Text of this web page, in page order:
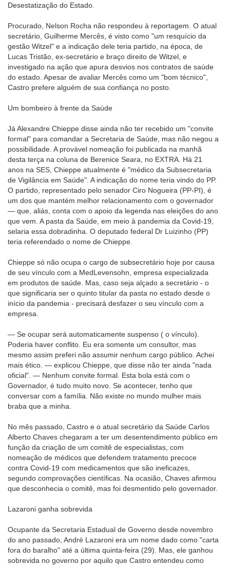
Desestatização do Estado.
Procurado, Nelson Rocha não respondeu à reportagem. O atual
secretário, Guilherme Mercês, é visto como "um resquício da
gestão Witzel" e a indicação dele teria partido, na época, de
Lucas Tristão, ex-secretário e braço direito de Witzel, e
investigado na ação que apura desvios nos contratos de saúde
do estado. Apesar de avaliar Mercês como um "bom técnico",
Castro prefere alguém de sua confiança no posto.
Um bombeiro à frente da Saúde
Já Alexandre Chieppe disse ainda não ter recebido um "convite
formal" para comandar a Secretaria de Saúde, mas não negou a
possibilidade. A provável nomeação foi publicada na manhã
desta terça na coluna de Berenice Seara, no EXTRA. Há 21
anos na SES, Chieppe atualmente é "médico da Subsecretaria
de Vigilância em Saúde". A indicação do nome teria vindo do PP.
O partido, representado pelo senador Ciro Nogueira (PP-PI), é
um dos que mantém melhor relacionamento com o governador
— que, aliás, conta com o apoio da legenda nas eleições do ano
que vem. A pasta da Saúde, em meio à pandemia da Covid-19,
selaria essa dobradinha. O deputado federal Dr Luizinho (PP)
teria referendado o nome de Chieppe.
Chieppe só não ocupa o cargo de subsecretário hoje por causa
de seu vínculo com a MedLevensohn, empresa especializada
em produtos de saúde. Mas, caso seja alçado a secretário - o
que significaria ser o quinto titular da pasta no estado desde o
início da pandemia - precisará desfazer o seu vínculo com a
empresa.
— Se ocupar será automaticamente suspenso ( o vínculo).
Poderia haver conflito. Eu era somente um consultor, mas
mesmo assim preferi não assumir nenhum cargo público. Achei
mais ético. — explicou Chieppe, que disse não ter ainda "nada
oficial". — Nenhum convite formal. Esta bola está com o
Governador, é tudo muito novo. Se acontecer, tenho que
conversar com a família. Não existe no mundo mulher mais
braba que a minha.
No mês passado, Castro e o atual secretário da Saúde Carlos
Alberto Chaves chegaram a ter um desentendimento público em
função da criação de um comitê de especialistas, com
nomeação de médicos que defendem tratamento precoce
contra Covid-19 com medicamentos que são ineficazes,
segundo comprovações científicas. Na ocasião, Chaves afirmou
que desconhecia o comitê, mas foi desmentido pelo governador.
Lazaroni ganha sobrevida
Ocupante da Secretaria Estadual de Governo desde novembro
do ano passado, André Lazaroni era um nome dado como "carta
fora do baralho" até a última quinta-feira (29). Mas, ele ganhou
sobrevida no governo por aquilo que Castro entendeu como